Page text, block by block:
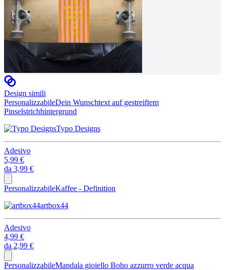
Design simili
PersonalizzabileDein Wunschtext auf gestreiftem
Pinselstrichhintergrund
Typo Designs
Adesivo
5,99 €
da 3,99 €
PersonalizzabileKaffee - Definition
artbox44
Adesivo
4,99 €
da 2,99 €
PersonalizzabileMandala gioiello Boho azzurro verde acqua